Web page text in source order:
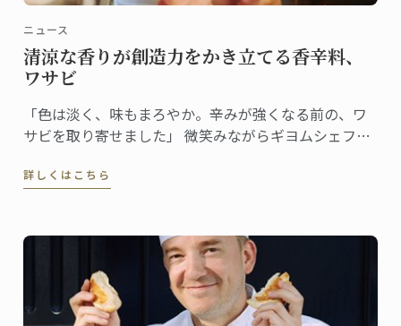
ニュース
清涼な香りが創造力をかき立てる香辛料、
ワサビ
「色は淡く、味もまろやか。辛みが強くなる前の、ワ
サビを取り寄せました」 微笑みながらギヨムシェフが
る立派なサイズだ。
詳しくはこちら